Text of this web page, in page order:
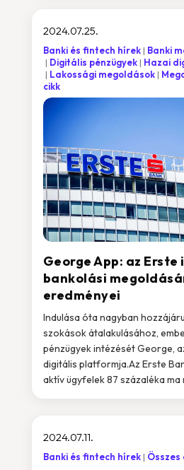
George App: az
bankolási
eredményei
2024.07.25.
Banki és fintech hírek
Banki
Digitális pénzügyek
Hazai
Lakossági megoldások
cikk
Indulása óta nagyban
szokások átalakulásához,
pénzügyek intézését George,
digitális platformja.Az Erste
aktív ügyfelek 87 százaléka ma
2024.07.11.
Banki és fintech hírek Összes